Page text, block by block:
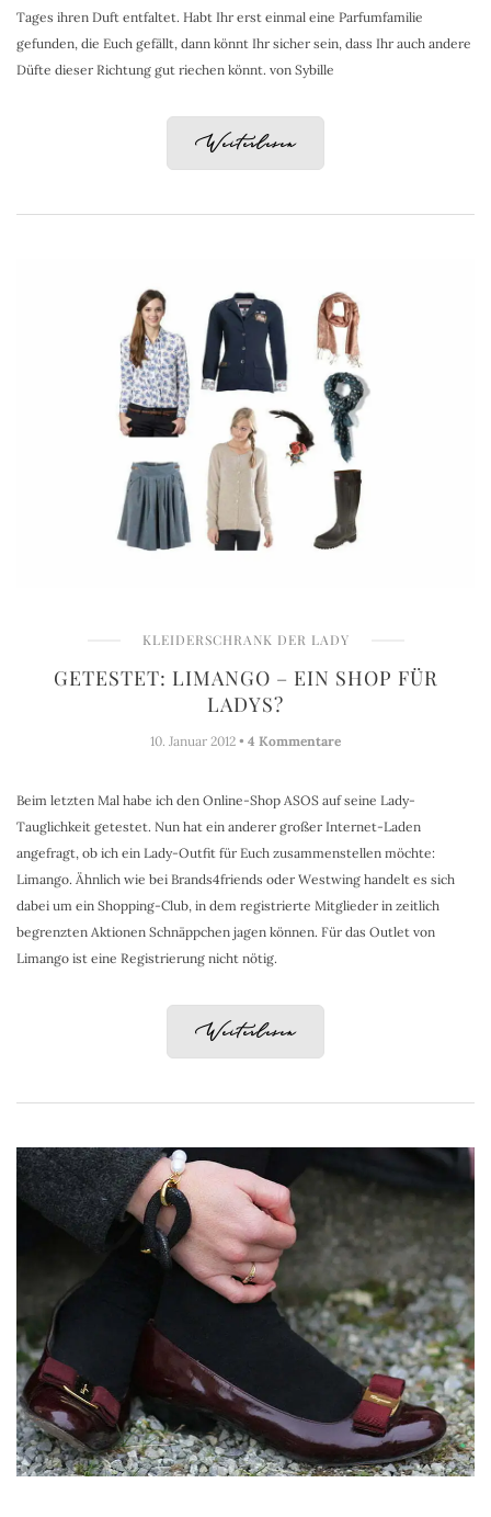
Tages ihren Duft entfaltet. Habt Ihr erst einmal eine Parfumfamilie
gefunden, die Euch gefällt, dann könnt Ihr sicher sein, dass Ihr auch andere
Düfte dieser Richtung gut riechen könnt. von Sybille
Weiterlesen
KLEIDERSCHRANK DER LADY
GETESTET: LIMANGO – EIN SHOP FÜR
LADYS?
10. Januar 2012 • 4 Kommentare
Beim letzten Mal habe ich den Online-Shop ASOS auf seine Lady-
Tauglichkeit getestet. Nun hat ein anderer großer Internet-Laden
angefragt, ob ich ein Lady-Outfit für Euch zusammenstellen möchte:
Limango. Ähnlich wie bei Brands4friends oder Westwing handelt es sich
dabei um ein Shopping-Club, in dem registrierte Mitglieder in zeitlich
begrenzten Aktionen Schnäppchen jagen können. Für das Outlet von
Limango ist eine Registrierung nicht nötig.
Weiterlesen